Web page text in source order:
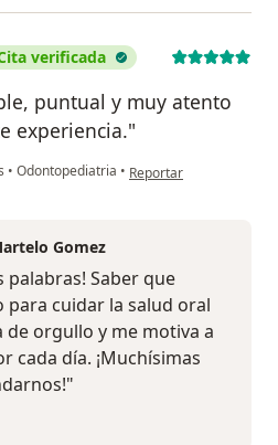
verificada
puntual y muy atento
experiencia."
• Odontopediatria • en opinión del usuario
Reportar
Gomez
palabras! Saber que
para cuidar la salud oral
de orgullo y me motiva a
cada día. ¡Muchísimas